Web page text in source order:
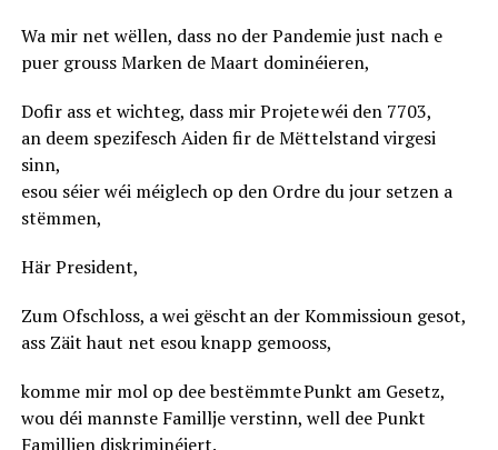
Wa mir net wëllen, dass no der Pandemie just nach e
puer grouss Marken de Maart dominéieren,
Dofir ass et wichteg, dass mir Projete wéi den 7703,
an deem spezifesch Aiden fir de Mëttelstand virgesi
sinn,
esou séier wéi méiglech op den Ordre du jour setzen a
stëmmen,
Här President,
Zum Ofschloss, a wei gëscht an der Kommissioun gesot,
ass Zäit haut net esou knapp gemooss,
komme mir mol op dee bestëmmte Punkt am Gesetz,
wou déi mannste Famillje verstinn, well dee Punkt
Familljen diskriminéiert.